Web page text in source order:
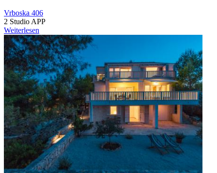
Vrboska 406
2 Studio APP
Weiterlesen